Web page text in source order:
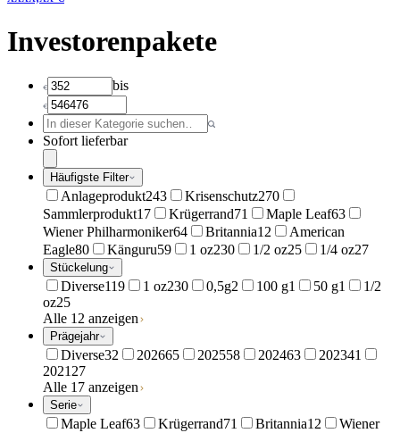
Investorenpakete
bis
Sofort lieferbar
Häufigste Filter
Anlageprodukt243 Krisenschutz270
Sammlerprodukt17 Krügerrand71 Maple Leaf63
Wiener Philharmoniker64 Britannia12
American
Eagle80 Känguru59 1 oz230 1/2 oz25 1/4 oz27
Stückelung
Diverse119 1 oz230 0,5g2 100 g1 50 g1
1/2
oz25
Alle 12 anzeigen
Prägejahr
Diverse32 202665 202558 202463 202341
2021 27
Alle 17 anzeigen
Serie
Maple Leaf63 Krügerrand71 Britannia12
Wiener